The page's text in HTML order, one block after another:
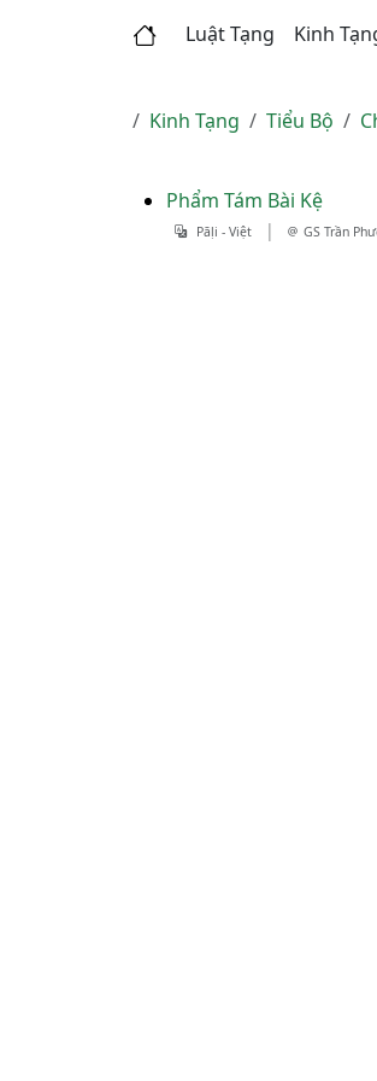
Luật Tạng Kinh
Kinh Tạng Tiểu Bộ
Phẩm Tám Bài Kệ
Pāḷi - Việt | GS Trần